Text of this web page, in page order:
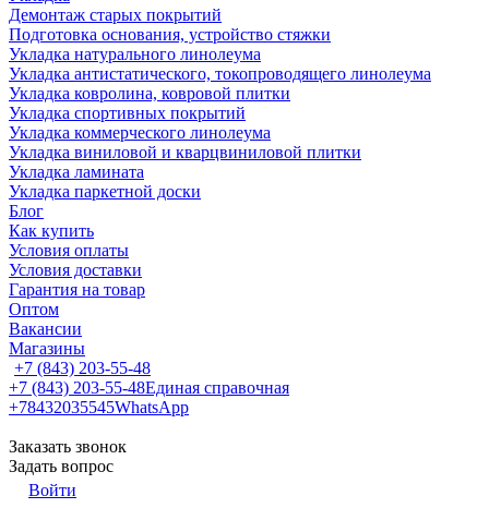
Демонтаж старых покрытий
Подготовка основания, устройство стяжки
Укладка натурального линолеума
Укладка антистатического, токопроводящего линолеума
Укладка ковролина, ковровой плитки
Укладка спортивных покрытий
Укладка коммерческого линолеума
Укладка виниловой и кварцвиниловой плитки
Укладка ламината
Укладка паркетной доски
Блог
Как купить
Условия оплаты
Условия доставки
Гарантия на товар
Оптом
Вакансии
Магазины
+7 (843) 203-55-48
+7 (843) 203-55-48Единая справочная
+78432035545WhatsApp
Заказать звонок
Задать вопрос
Войти